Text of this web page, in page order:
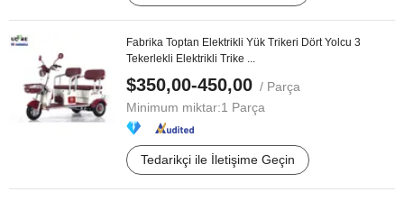
Fabrika Toptan Elektrikli Yük Trikeri Dört Yolcu 3
Tekerlekli Elektrikli Trike ...
$350,00-450,00 / Parça
Minimum miktar:1 Parça
Tedarikçi ile İletişime Geçin